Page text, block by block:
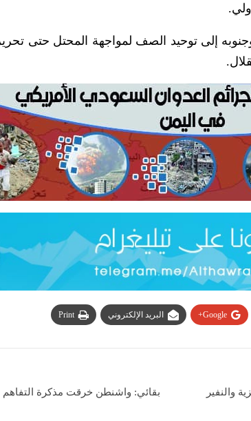
وجنوبه إلى توحيد الصف لمواجهة المحتل حتى
Google+ البريد الإلكتروني Print
والنفير
بقائي: واشنطن خرقت مذكرة التفاهم